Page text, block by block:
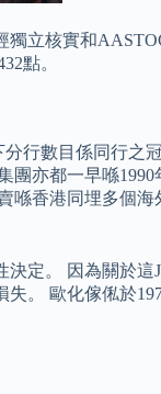
立核實和
點。
行數目係同行之
亦都一早喺
香港同埋多個海
定。 因為關於這
。 歐化傢俬於